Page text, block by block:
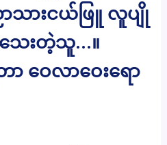
သားငယ်ဖြူ လူပျို
သေးတဲ့သူ…။
ေလာဝေးရော